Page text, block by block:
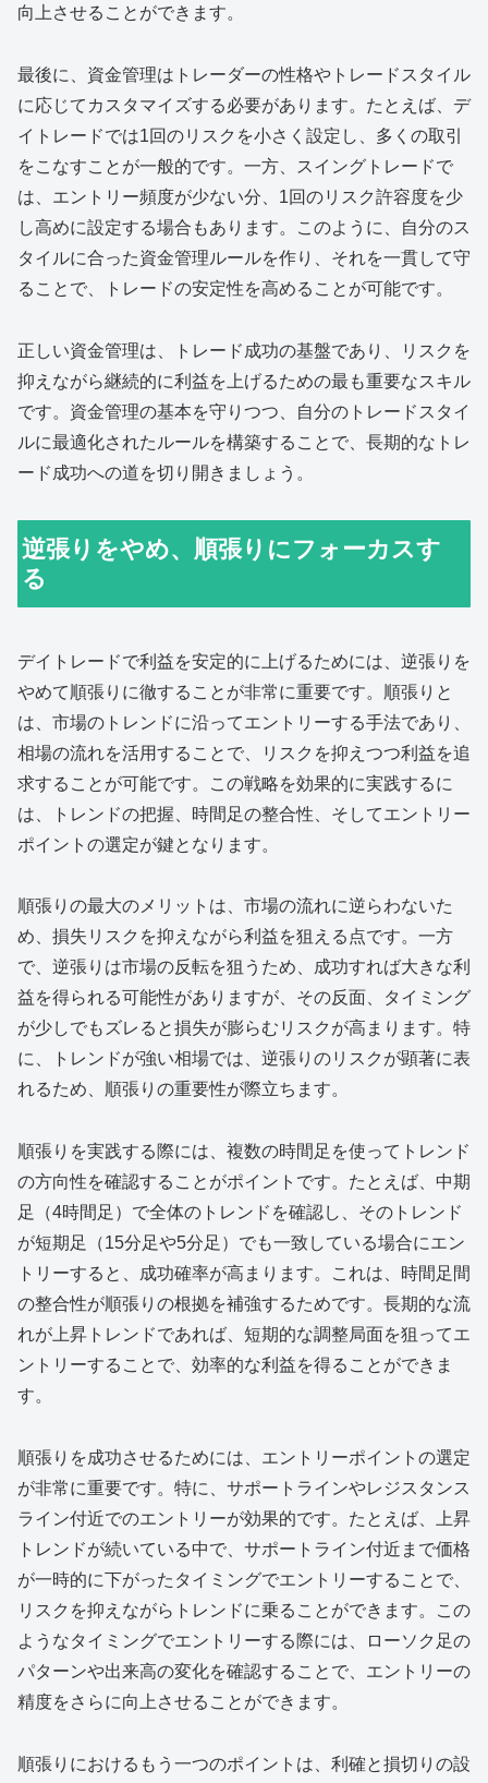
向上させることができます。
最後に、資金管理はトレーダーの性格やトレードスタイル
に応じてカスタマイズする必要があります。たとえば、デ
イトレードでは1回のリスクを小さく設定し、多くの取引
をこなすことが一般的です。一方、スイングトレードで
は、エントリー頻度が少ない分、1回のリスク許容度を少
し高めに設定する場合もあります。このように、自分のス
タイルに合った資金管理ルールを作り、それを一貫して守
ることで、トレードの安定性を高めることが可能です。
正しい資金管理は、トレード成功の基盤であり、リスクを
抑えながら継続的に利益を上げるための最も重要なスキル
です。資金管理の基本を守りつつ、自分のトレードスタイ
ルに最適化されたルールを構築することで、長期的なトレ
ード成功への道を切り開きましょう。
逆張りをやめ、順張りにフォーカスす
る
デイトレードで利益を安定的に上げるためには、逆張りを
やめて順張りに徹することが非常に重要です。順張りと
は、市場のトレンドに沿ってエントリーする手法であり、
相場の流れを活用することで、リスクを抑えつつ利益を追
求することが可能です。この戦略を効果的に実践するに
は、トレンドの把握、時間足の整合性、そしてエントリー
ポイントの選定が鍵となります。
順張りの最大のメリットは、市場の流れに逆らわないた
め、損失リスクを抑えながら利益を狙える点です。一方
で、逆張りは市場の反転を狙うため、成功すれば大きな利
益を得られる可能性がありますが、その反面、タイミング
が少しでもズレると損失が膨らむリスクが高まります。特
に、トレンドが強い相場では、逆張りのリスクが顕著に表
れるため、順張りの重要性が際立ちます。
順張りを実践する際には、複数の時間足を使ってトレンド
の方向性を確認することがポイントです。たとえば、中期
足（4時間足）で全体のトレンドを確認し、そのトレンド
が短期足（15分足や5分足）でも一致している場合にエン
トリーすると、成功確率が高まります。これは、時間足間
の整合性が順張りの根拠を補強するためです。長期的な流
れが上昇トレンドであれば、短期的な調整局面を狙ってエ
ントリーすることで、効率的な利益を得ることができま
す。
順張りを成功させるためには、エントリーポイントの選定
が非常に重要です。特に、サポートラインやレジスタンス
ライン付近でのエントリーが効果的です。たとえば、上昇
トレンドが続いている中で、サポートライン付近まで価格
が一時的に下がったタイミングでエントリーすることで、
リスクを抑えながらトレンドに乗ることができます。この
ようなタイミングでエントリーする際には、ローソク足の
パターンや出来高の変化を確認することで、エントリーの
精度をさらに向上させることができます。
順張りにおけるもう一つのポイントは、利確と損切りの設